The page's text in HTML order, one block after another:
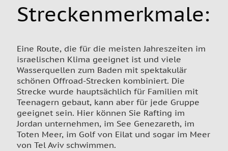
Streckenmerkmale:
Eine Route, die für die meisten Jahreszeiten im
israelischen Klima geeignet ist und viele
Wasserquellen zum Baden mit spektakulär
schönen Offroad-Strecken kombiniert. Die
Strecke wurde hauptsächlich für Familien mit
Teenagern gebaut, kann aber für jede Gruppe
geeignet sein. Hier können Sie Rafting im
Jordan unternehmen, im See Genezareth, im
Toten Meer, im Golf von Eilat und sogar im Meer
von Tel Aviv schwimmen.